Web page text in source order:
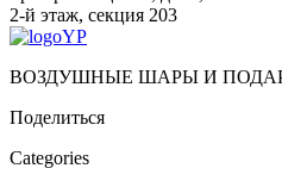
2-й этаж, секция 203
ВОЗДУШНЫЕ ШАРЫ И
Поделиться
Categories